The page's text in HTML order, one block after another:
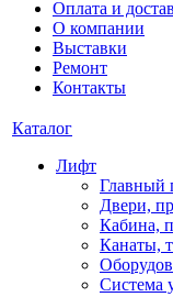
Оплата и
О компании
Выставки
Ремонт
Контакты
Каталог
Лифт
Главный
Двери,
Кабина,
Канаты,
Система